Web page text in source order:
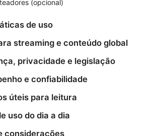
(opcional)
de uso
streaming e conteúdo global
privacidade e legislação
e confiabilidade
úteis para leitura
uso do dia a dia
considerações